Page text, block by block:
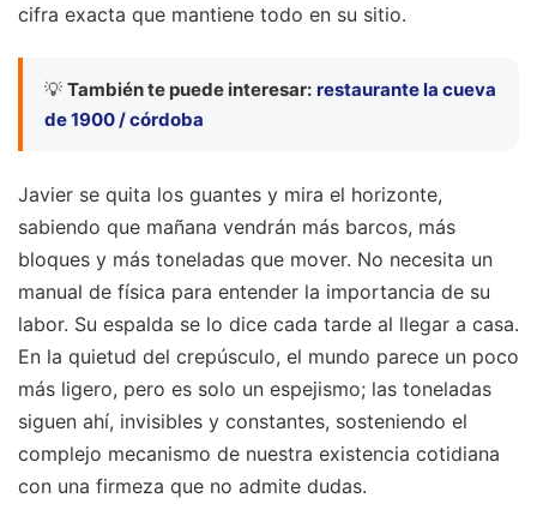
cifra exacta que mantiene todo en su sitio.
💡 También te puede interesar: restaurante la cueva
de 1900 / córdoba
Javier se quita los guantes y mira el horizonte,
sabiendo que mañana vendrán más barcos, más
bloques y más toneladas que mover. No necesita un
manual de física para entender la importancia de su
labor. Su espalda se lo dice cada tarde al llegar a casa.
En la quietud del crepúsculo, el mundo parece un poco
más ligero, pero es solo un espejismo; las toneladas
siguen ahí, invisibles y constantes, sosteniendo el
complejo mecanismo de nuestra existencia cotidiana
con una firmeza que no admite dudas.